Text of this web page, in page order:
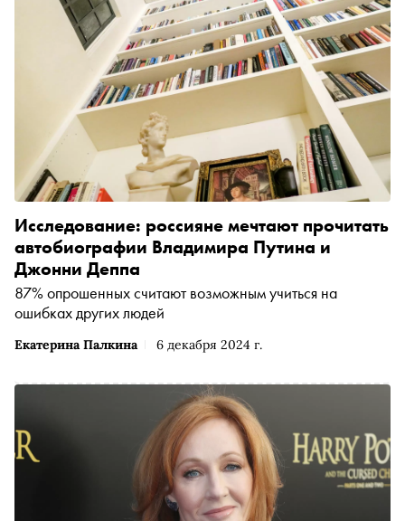
Екатерина Палкина 6 декабря 2024 г.
Исследование: россияне мечтают прочитать
автобиографии Владимира Путина и
Джонни Деппа
87% опрошенных считают возможным учиться на
ошибках других людей